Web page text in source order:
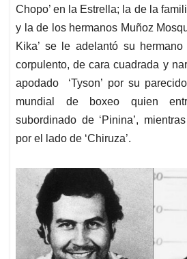
Chopo’ en la Estrella; la de la
y la de los hermanos Muñoz
Kika’ se le adelantó su
corpulento, de cara cuadrada y
apodado ‘Tyson’ por su
mundial de boxeo quien
subordinado de ‘Pinina’,
por el lado de ‘Chiruza’.